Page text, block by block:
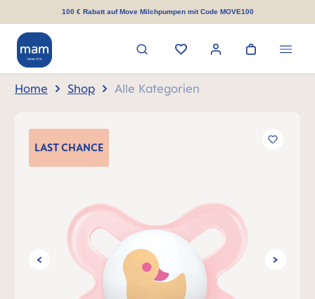
springen100 € Rabatt auf Move Milchpumpen mit Code MOVE100
Home Shop Alle Kategorien
LASTCHANCE